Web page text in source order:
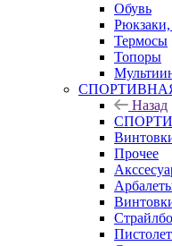
Обувь
Термосы
Топоры
Назад
Прочее